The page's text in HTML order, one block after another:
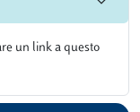
un link a questo